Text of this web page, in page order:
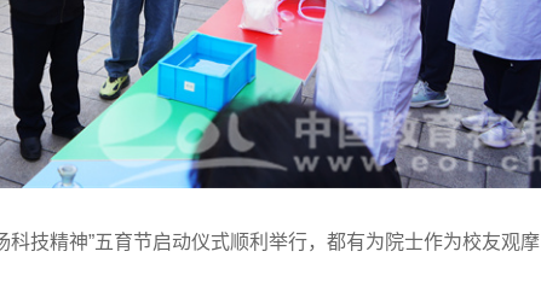
技精神”五育节启动仪式顺利举行，都有为院士作为校友观摩